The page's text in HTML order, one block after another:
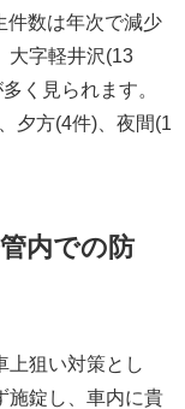
件数は年次で減少
大字軽井沢(13
く見られます。
夕方(4件)、夜間(1
内での防
上狙い対策とし
施錠し、車内に貴